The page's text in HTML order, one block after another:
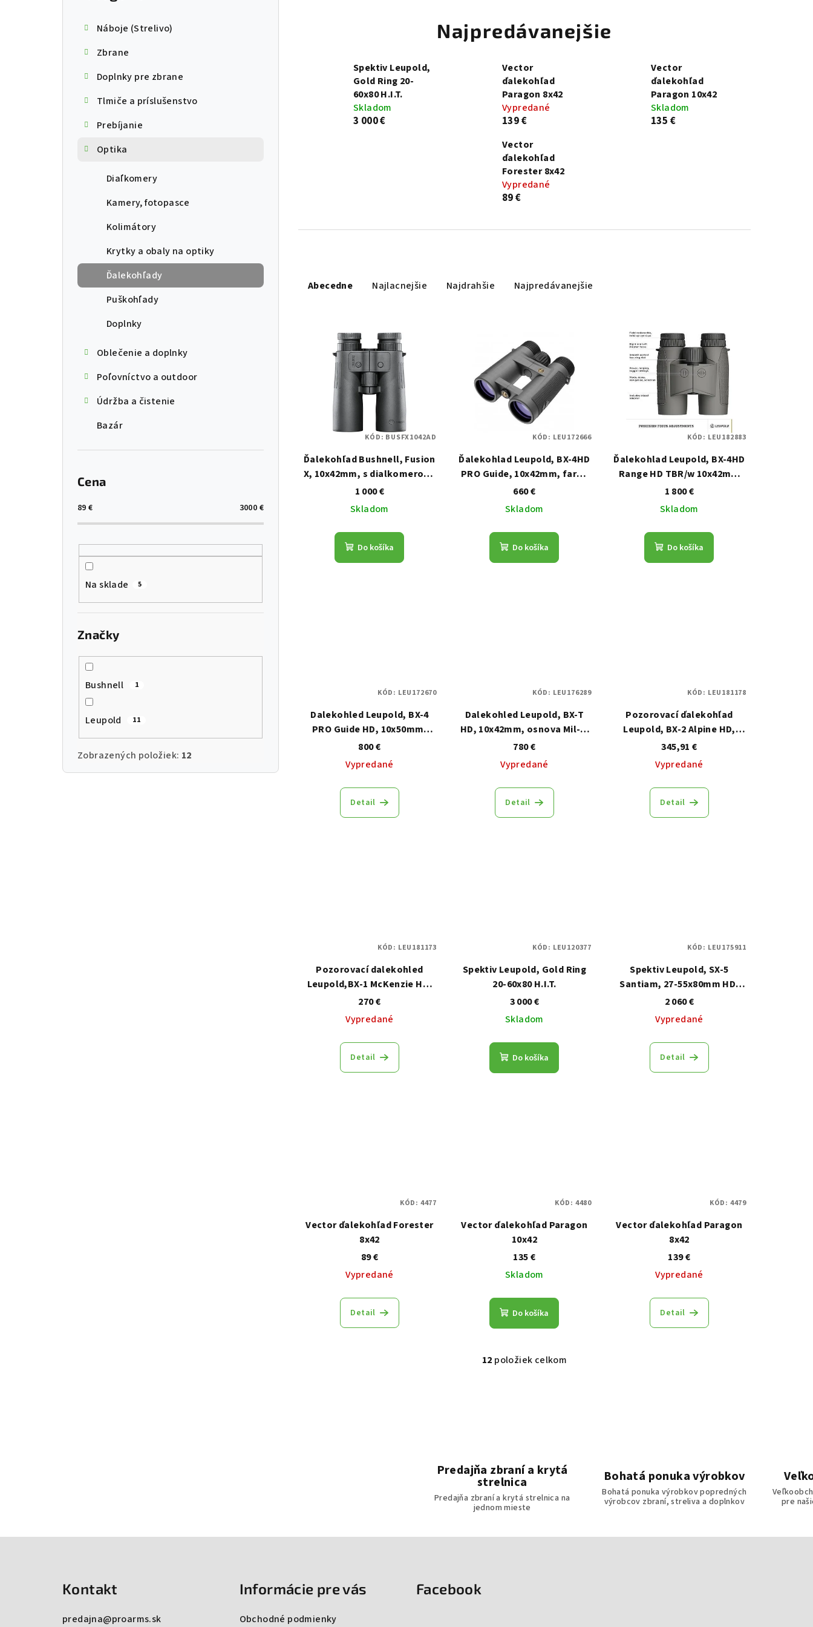
Náboje (Strelivo)
Zbrane
Doplnky pre zbrane
Tlmiče a príslušenstvo
Prebíjanie
Optika
Diaľkomery
Kamery, fotopasce
Kolimátory
Krytky a obaly na optiky
Ďalekohľady
Puškohľady
Doplnky
Oblečenie a doplnky
Poľovníctvo a outdoor
Údržba a čistenie
Bazár
Cena
89 € 3000 €
Na sklade 5
Značky
Bushnell 1
Leupold 11
Zobrazených položiek: 12
Najpredávanejšie
Spektiv Leupold,
Gold Ring 20-
60x80 H.I.T.
Skladom
3 000 €
Vector
ďalekohľad
Paragon 8x42
Vypredané
139 €
Vector
ďalekohľad
Paragon 10x42
Skladom
135 €
Vector
ďalekohľad
Forester 8x42
Vypredané
89 €
Abecedne Najlacnejšie Najdrahšie Najpredávanejšie
Výpis produktov
Ďalekohľad Bushnell, Fusion
X, 10x42mm, s dialkomerom,
čierny
1 000 €
Skladom
Do košíka
KÓD: BUSFX1042AD
Ďalekohlad Leupold, BX-4HD
PRO Guide, 10x42mm, farba
Shadow Grey
660 €
Skladom
Do košíka
KÓD: LEU172666
Ďalekohlad Leupold, BX-4HD
Range HD TBR/w 10x42mm
Shadow Grey
1 800 €
Skladom
Do košíka
KÓD: LEU182883
Dalekohled Leupold, BX-4
PRO Guide HD, 10x50mm,
Shadow Gray
800 €
Vypredané
Detail
KÓD: LEU172670
Dalekohled Leupold, BX-T
HD, 10x42mm, osnova Mil-L,
černý
780 €
Vypredané
Detail
KÓD: LEU176289
Pozorovací ďalekohľad
Leupold, BX-2 Alpine HD,
10x52, šedý
345,91 €
Vypredané
Detail
KÓD: LEU181178
Pozorovací dalekohled
Leupold,BX-1 McKenzie HD,
10x42, šedý
270 €
Vypredané
Detail
KÓD: LEU181173
Spektiv Leupold, Gold Ring
20-60x80 H.I.T.
3 000 €
Skladom
Do košíka
KÓD: LEU120377
Spektiv Leupold, SX-5
Santiam, 27-55x80mm HD,
okulár pod úhlem, šedý
2 060 €
Vypredané
Detail
KÓD: LEU175911
Vector ďalekohľad Forester
8x42
89 €
Vypredané
Detail
KÓD: 4477
Vector ďalekohľad Paragon
10x42
135 €
Skladom
Do košíka
KÓD: 4480
Vector ďalekohľad Paragon
8x42
139 €
Vypredané
Detail
KÓD: 4479
Ovládacie prvky výpisu
12 položiek celkom
Predajňa zbraní a krytá
strelnica
Predajňa zbraní a krytá strelnica na
jednom mieste
Bohatá ponuka výrobkov
Bohatá ponuka výrobkov popredných
výrobcov zbraní, streliva a doplnkov
pre
Kontakt
predajna@proarms.sk
Informácie pre vás
Obchodné podmienky
Facebook